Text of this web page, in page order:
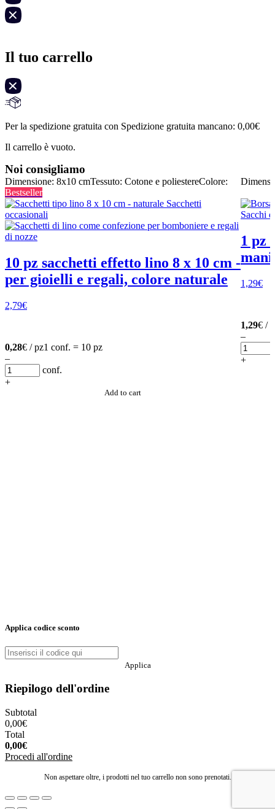
Il tuo carrello
Per la spedizione gratuita con Spedizione gratuita mancano: 0,00€
Il carrello è vuoto.
Noi consigliamo
Dimensione: 8x10 cmTessuto: Cotone e poliestereColore:
Bestseller
10 pz sacchetti effetto lino 8 x 10 cm -
per gioielli e regali, colore naturale
2,79€
0,28€ / pz1 conf. = 10 pz
–
conf.
+
Add to cart
1 pz
1,29€
1,29€ /
–
+
Applica codice sconto
Applica
Riepilogo dell'ordine
Subtotal
0,00€
Total
0,00€
Procedi all'ordine
Non aspettare oltre, i prodotti nel tuo carrello non sono prenotati.